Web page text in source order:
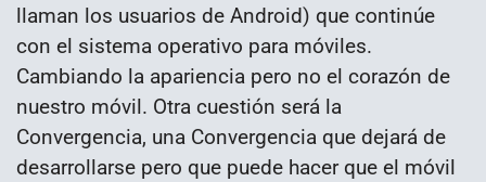
llaman los usuarios de Android) que continúe
con el sistema operativo para móviles.
Cambiando la apariencia pero no el corazón de
nuestro móvil. Otra cuestión será la
Convergencia, una Convergencia que dejará de
desarrollarse pero que puede hacer que el móvil